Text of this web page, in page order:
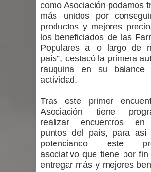
como Asociación podamos
más unidos por
productos y mejores
los beneficiados de las
Populares a lo largo de
país”, destacó la primera
rauquina en su
actividad.
Tras este primer
Asociación tiene
realizar encuentros en
puntos del país, para así
potenciando este
asociativo que tiene por fin
entregar más y mejores